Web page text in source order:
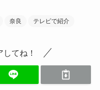
奈良 テレビで紹介
てね！